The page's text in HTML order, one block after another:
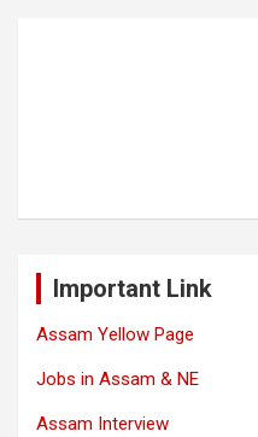
Important Link
Assam Yellow Page
Jobs in Assam & NE
Assam Interview